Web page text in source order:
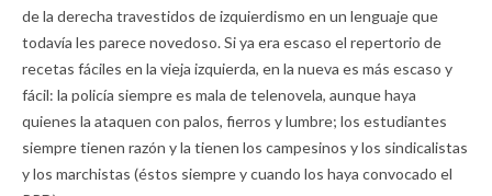
de la derecha travestidos de izquierdismo en un lenguaje que
todavía les parece novedoso. Si ya era escaso el repertorio de
recetas fáciles en la vieja izquierda, en la nueva es más escaso y
fácil: la policía siempre es mala de telenovela, aunque haya
quienes la ataquen con palos, fierros y lumbre; los estudiantes
siempre tienen razón y la tienen los campesinos y los sindicalistas
y los marchistas (éstos siempre y cuando los haya convocado el